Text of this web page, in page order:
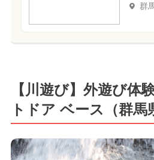
群
【川遊び】外遊び体
トドア ベース（群馬